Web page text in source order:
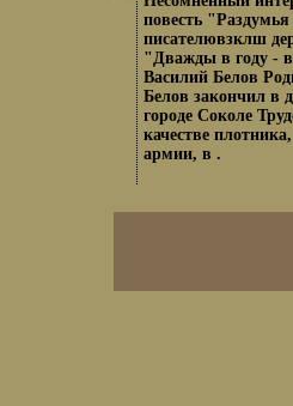
повесть "Раздумья
писателювзклш
"Дважды в году -
Василий Белов
Белов закончил в
городе Соколе
качестве
армии, в .